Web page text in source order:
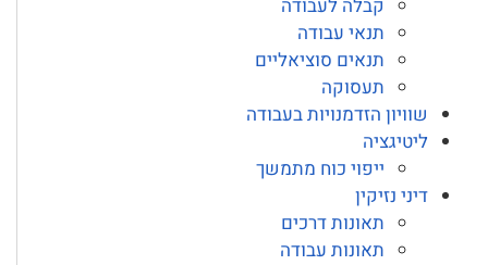
קבלה לעבודה
תנאי עבודה
תנאים סוציאליים
תעסוקה
שוויון הזדמנויות בעבודה
ליטיגציה
ייפוי כוח מתמשך
דיני נזיקין
תאונות דרכים
תאונות עבודה